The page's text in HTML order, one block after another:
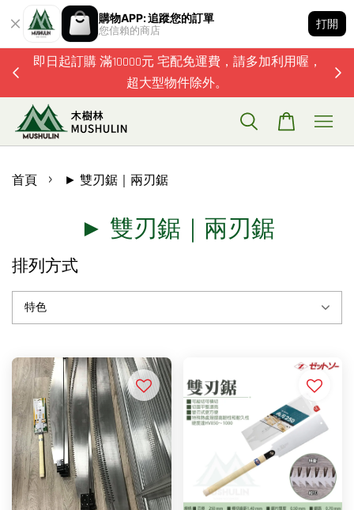
購物APP: 追蹤您的訂單
您信賴的商店
打開
即日起訂購 滿10000元 宅配免運費，請多加利用喔，
超大型物件除外。
首頁 › ► 雙刃鋸｜兩刃鋸
► 雙刃鋸｜兩刃鋸
排列方式